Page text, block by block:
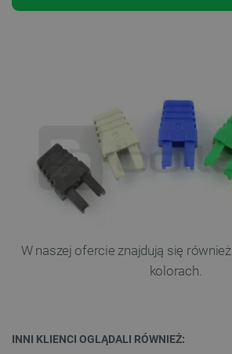
W naszej ofercie znajdują się również
kolorach.
INNI KLIENCI OGLĄDALI RÓWNIEŻ: